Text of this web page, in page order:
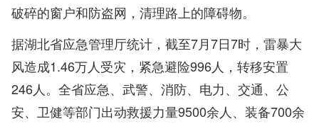
破碎的窗户和防盗网，清理路上的障碍物。
据湖北省应急管理厅统计，截至7月7日7时，雷暴大
风造成1.46万人受灾，紧急避险996人，转移安置
246人。全省应急、武警、消防、电力、交通、公
安、卫健等部门出动救援力量9500余人、装备700余